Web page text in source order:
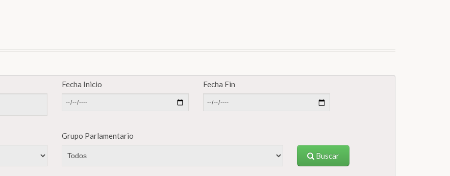
Fecha Inicio Fecha Fin
Grupo Parlamentario
Buscar